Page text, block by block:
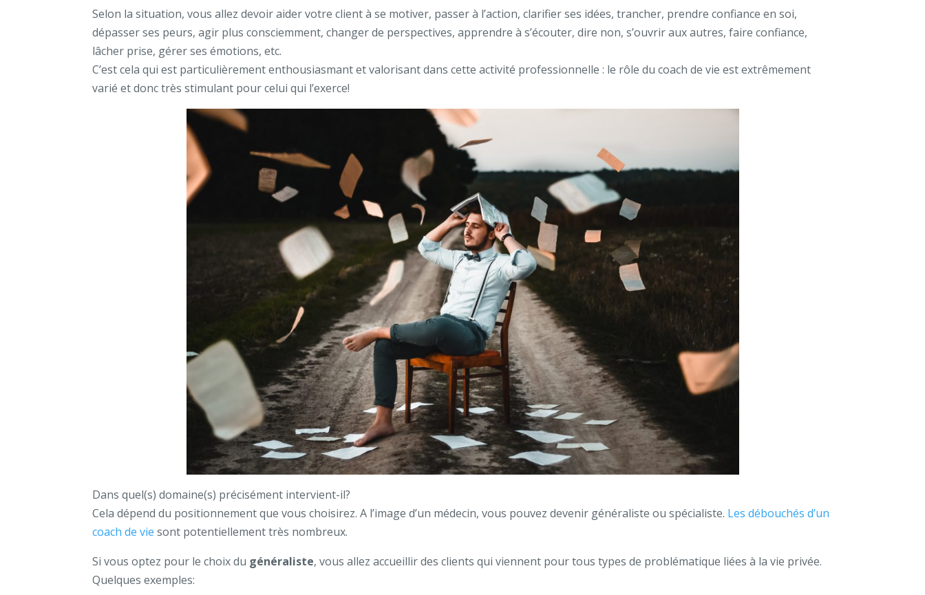
Selon la situation, vous allez devoir aider votre client à se motiver, passer à l’action, clarifier ses idées, trancher, prendre confiance en soi,
dépasser ses peurs, agir plus consciemment, changer de perspectives, apprendre à s’écouter, dire non, s’ouvrir aux autres, faire confiance,
lâcher prise, gérer ses émotions, etc.
C’est cela qui est particulièrement enthousiasmant et valorisant dans cette activité professionnelle : le rôle du coach de vie est extrêmement
varié et donc très stimulant pour celui qui l’exerce!
Dans quel(s) domaine(s) précisément intervient-il?
Cela dépend du positionnement que vous choisirez. A l’image d’un médecin, vous pouvez devenir généraliste ou spécialiste. Les débouchés d’un
coach de vie sont potentiellement très nombreux.
Si vous optez pour le choix du généraliste, vous allez accueillir des clients qui viennent pour tous types de problématique liées à la vie privée.
Quelques exemples: